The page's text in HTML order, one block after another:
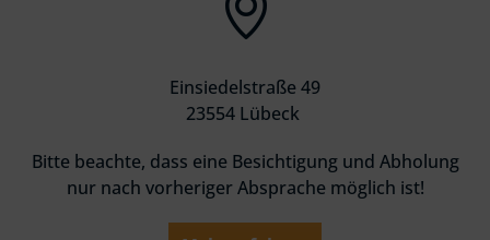
Einsiedelstraße 49
23554 Lübeck
Bitte beachte, dass eine Besichtigung und Abholung
nur nach vorheriger Absprache möglich ist!